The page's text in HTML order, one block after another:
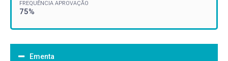
FREQUÊNCIA APROVAÇÃO
75%
Ementa